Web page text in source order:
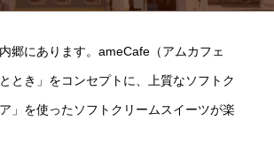
郷にあります。ameCafe（アムカフェ
とき」をコンセプトに、上質なソフトク
」を使ったソフトクリームスイーツが楽